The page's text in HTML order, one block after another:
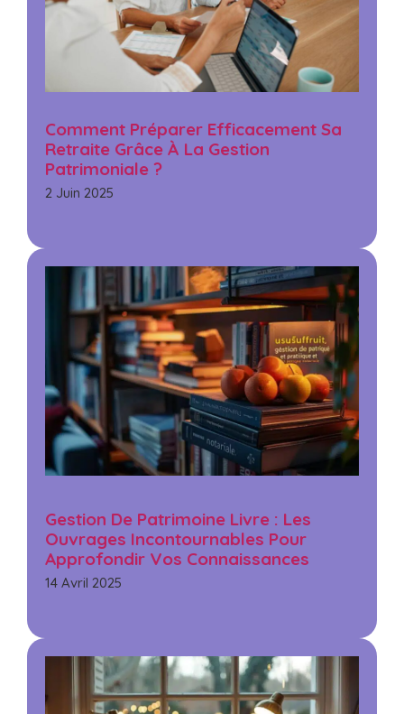
Comment Préparer Efficacement Sa
Retraite Grâce À La Gestion
Patrimoniale ?
2 Juin 2025
Gestion De Patrimoine Livre : Les
Ouvrages Incontournables Pour
Approfondir Vos Connaissances
14 Avril 2025